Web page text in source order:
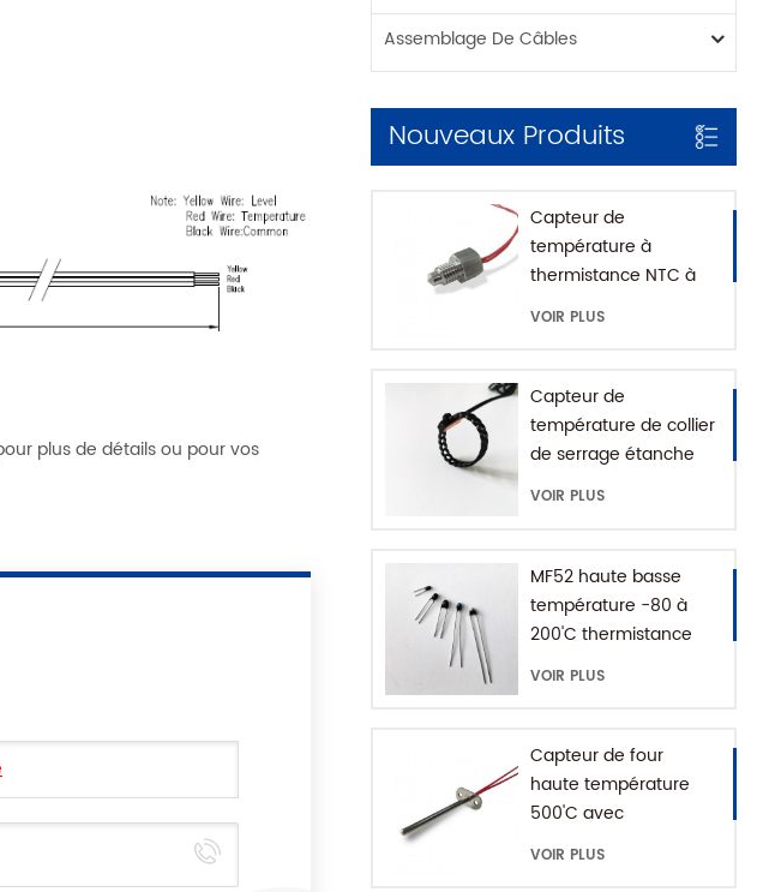
Assemblage De Câbles
Nouveaux Produits
Capteur de
température à
thermistance NTC à
montage fileté pour
VOIR PLUS
Capteur de
température de collier
de serrage étanche
IP68
VOIR PLUS
MF52 haute basse
température -80 à
200'C thermistance
époxy NTC
VOIR PLUS
Capteur de four
haute température
500'C avec
connecteur de terre
VOIR PLUS
plus de détails ou pour vos